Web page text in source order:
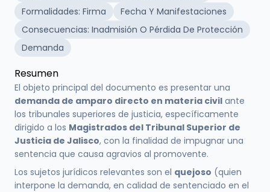
Formalidades: Firma
Fecha Y Manifestaciones
Consecuencias: Inadmisión O Pérdida De Protección
Demanda
Resumen
El objeto principal del documento es presentar una
demanda de amparo directo en materia civil ante
los tribunales superiores de justicia, específicamente
dirigido a los Magistrados del Tribunal Superior de
Justicia de Jalisco, con la finalidad de impugnar una
sentencia que causa agravios al promovente.
Los sujetos jurídicos relevantes son el quejoso (quien
interpone la demanda, en calidad de sentenciado en el